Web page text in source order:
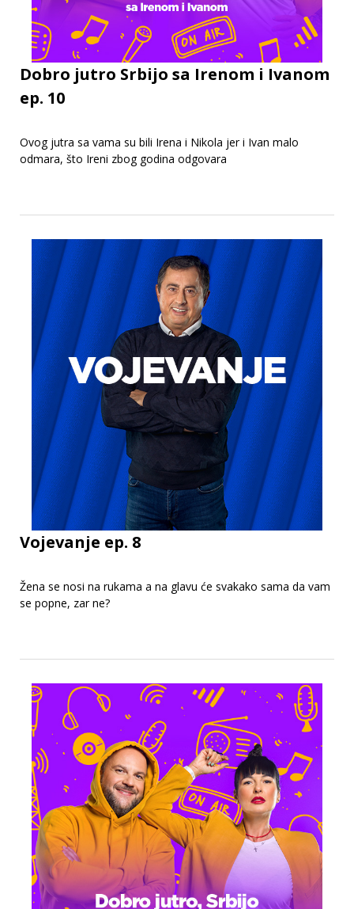
Dobro jutro Srbijo sa Irenom i Ivanom
ep. 10
Ovog jutra sa vama su bili Irena i Nikola jer i Ivan malo
odmara, što Ireni zbog godina odgovara
Vojevanje ep. 8
Žena se nosi na rukama a na glavu će svakako sama da vam
se popne, zar ne?